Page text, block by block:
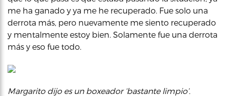
me ha ganado y ya me he recuperado. Fue solo una
derrota más, pero nuevamente me siento recuperado
y mentalmente estoy bien. Solamente fue una derrota
más y eso fue todo.
Margarito dijo es un boxeador ‘bastante limpio’.